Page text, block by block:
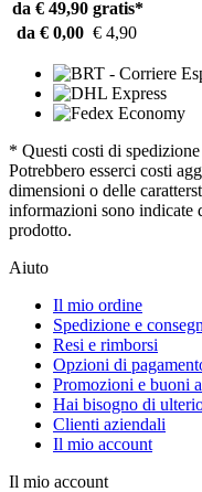
da € 49,90 gratis*
da € 0,00 € 4,90
* Questi costi di
Potrebbero esserci costi
dimensioni o delle
informazioni sono indicate
prodotto.
Aiuto
Il mio ordine
Spedizione e
Resi e rimborsi
Opzioni di
Promozioni e buoni
Hai bisogno di
Clienti aziendali
Il mio account
Il mio account